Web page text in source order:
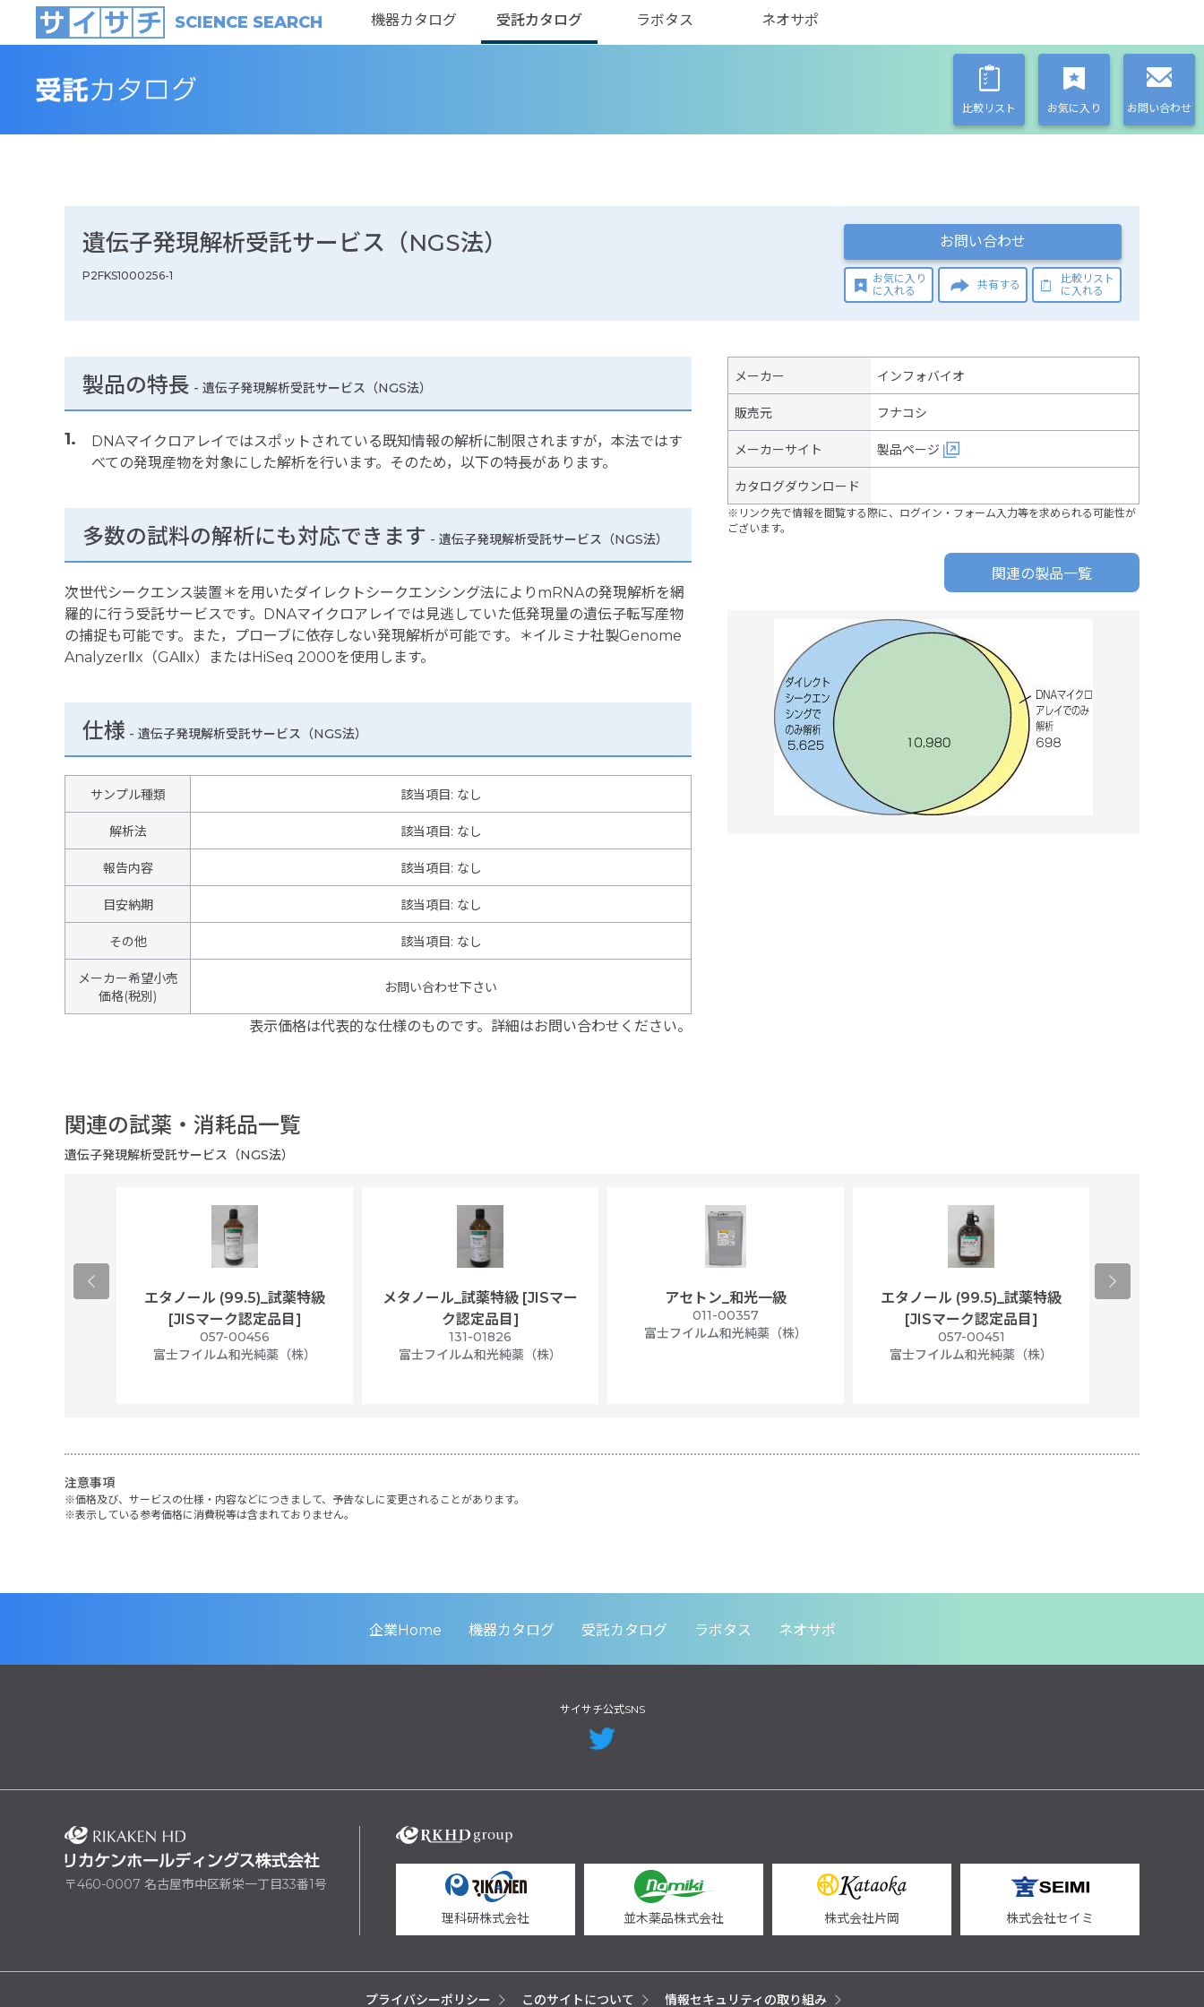
SCIENCE SEARCH 機器カタログ 受託カタログ ラボタス ネオサポ
比較リスト お気に入り お問い合わせ
遺伝子発現解析受託サービス（NGS法）
P2FKS1000256-1
お問い合わせ
お気に入り
に入れる
共有する
比較リスト
に入れる
製品の特長 - 遺伝子発現解析受託サービス（NGS法）
DNAマイクロアレイではスポットされている既知情報の解析に制限されますが，本法ではす
べての発現産物を対象にした解析を行います。そのため，以下の特長があります。
多数の試料の解析にも対応できます - 遺伝子発現解析受託サービス（NGS法）
次世代シークエンス装置＊を用いたダイレクトシークエンシング法によりmRNAの発現解析を網
羅的に行う受託サービスです。DNAマイクロアレイでは見逃していた低発現量の遺伝子転写産物
の捕捉も可能です。また，プローブに依存しない発現解析が可能です。＊イルミナ社製Genome
AnalyzerⅡx（GAⅡx）またはHiSeq 2000を使用します。
仕様 - 遺伝子発現解析受託サービス（NGS法）
サンプル種類 該当項目: なし
解析法 該当項目: なし
報告内容 該当項目: なし
目安納期 該当項目: なし
その他 該当項目: なし
メーカー希望小売
価格(税別)
お問い合わせ下さい
表示価格は代表的な仕様のものです。詳細はお問い合わせください。
メーカー インフォバイオ
販売元 フナコシ
メーカーサイト 製品ページ
カタログダウンロード
※リンク先で情報を閲覧する際に、ログイン・フォーム入力等を求められる可能性が
ございます。
関連の製品一覧
関連の試薬・消耗品一覧
遺伝子発現解析受託サービス（NGS法）
エタノール (99.5)_試薬特級
[JISマーク認定品目]
057-00456
富士フイルム和光純薬（株）
メタノール_試薬特級 [JISマー
ク認定品目]
131-01826
富士フイルム和光純薬（株）
アセトン_和光一級
011-00357
富士フイルム和光純薬（株）
エタノール (99.5)_試薬特級
[JISマーク認定品目]
057-00451
富士フイルム和光純薬（株）
アセトニト
注意事項
価格及び、サービスの仕様・内容などにつきまして、予告なしに変更されることがあります。
表示している参考価格に消費税等は含まれておりません。
企業Home 機器カタログ 受託カタログ ラボタス ネオサポ
サイサチ公式SNS
〒460-0007 名古屋市中区新栄一丁目33番1号
理科研株式会社 並木薬品株式会社 株式会社片岡 株式会社セイミ
プライバシーポリシー このサイトについて 情報セキュリティの取り組み